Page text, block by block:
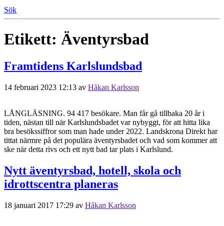
Sök
Etikett: Äventyrsbad
Framtidens Karlslundsbad
14 februari 2023 12:13 av Håkan Karlsson
LÅNGLÄSNING. 94 417 besökare. Man får gå tillbaka 20 år i
tiden, nästan till när Karlslundsbadet var nybyggt, för att hitta lika
bra besökssiffror som man hade under 2022. Landskrona Direkt har
tittat närmre på det populära äventyrsbadet och vad som kommer att
ske när detta rivs och ett nytt bad tar plats i Karlslund.
Nytt äventyrsbad, hotell, skola och
idrottscentra planeras
18 januari 2017 17:29 av Håkan Karlsson